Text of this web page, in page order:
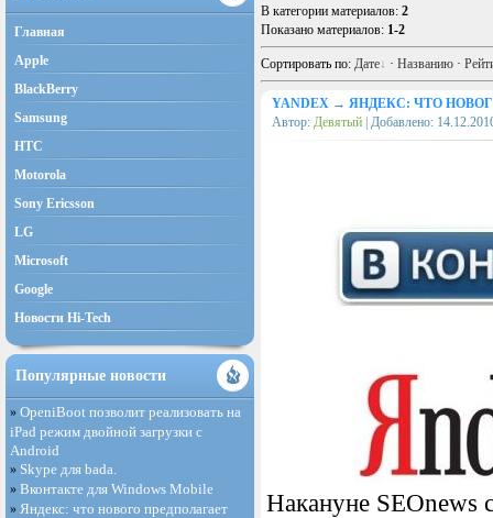
В категории материалов: 2
Показано материалов: 1-2
Сортировать по: Дате · Названию ·
YANDEX → ЯНДЕКС: ЧТО
Автор: Девятый | Добавлено:
Накануне SEOnews
Главная
Apple
BlackBerry
Samsung
HTC
Motorola
Sony Ericsson
LG
Microsoft
Google
Новости Hi-Tech
Популярные новости
» OpeniBoot позволит реализовать на
iPad режим двойной загрузки с
Android
» Skype для bada.
» Вконтакте для Windows Mobile
» Яндекс: что нового предполагает